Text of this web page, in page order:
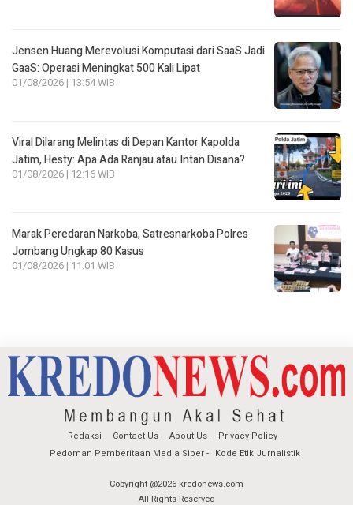
Jensen Huang Merevolusi Komputasi dari SaaS Jadi
GaaS: Operasi Meningkat 500 Kali Lipat
01/08/2026 | 13:54 WIB
Viral Dilarang Melintas di Depan Kantor Kapolda
Jatim, Hesty: Apa Ada Ranjau atau Intan Disana?
01/08/2026 | 12:16 WIB
Marak Peredaran Narkoba, Satresnarkoba Polres
Jombang Ungkap 80 Kasus
01/08/2026 | 11:01 WIB
Redaksi Contact Us About Us
Privacy Policy
Pedoman Pemberitaan Media Siber
Kode Etik Jurnalistik
Copyright @2026 kredonews.com
All Rights Reserved